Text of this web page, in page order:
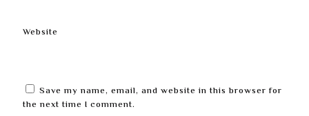
Website
Save my name, email, and website in this browser for
the next time I comment.